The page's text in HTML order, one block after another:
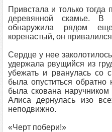
Привстала и только тогда
деревянной скамье. В
обнаружила рядом
коренастый, он
Сердце у нее
удержала рвущийся из
убежать и рванулась со
была опуститься
была скована
Алиса дернулась изо
неподвижно.
«Черт побери!»